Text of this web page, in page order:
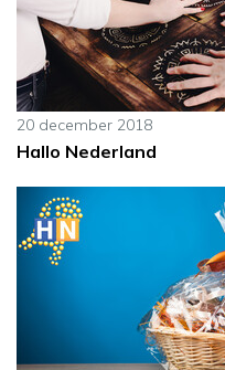
20 december 2018
Hallo Nederland